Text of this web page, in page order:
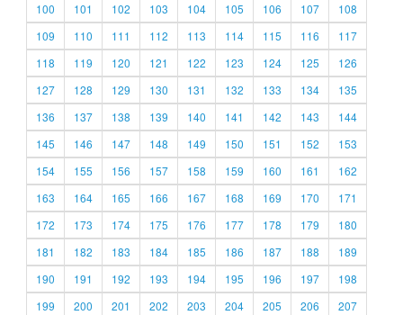
100
101 102 103 104 105 106 107
108
109
110 111 112 113 114 115 116
117
118
119 120 121 122 123 124 125
126
127
128 129 130 131 132 133 134
135
136
137 138 139 140 141 142 143
144
145
146 147 148 149 150 151 152
153
154
155 156 157 158 159 160 161
162
163
164 165 166 167 168 169 170
171
172
173 174 175 176 177 178 179
180
181
182 183 184 185 186 187 188
189
190
191 192 193 194 195 196 197
198
199
200 201 202 203 204 205 206
207